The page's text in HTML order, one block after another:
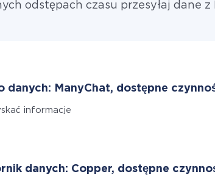
odstępach czasu przesyłaj dane
danych: ManyChat, dostępne
informacje
danych: Copper, dostępne